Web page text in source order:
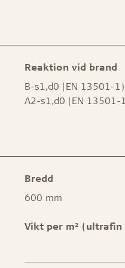
Reaktion vid brand
B-s1,d0 (EN 13501-1)
A2-s1,d0 (EN 13501-
Bredd
600 mm
Vikt per m²